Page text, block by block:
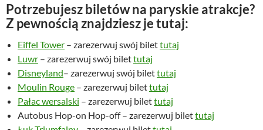
Potrzebujesz biletów na paryskie atrakcje?
Z pewnością znajdziesz je tutaj:
Eiffel Tower – zarezerwuj swój bilettutaj
Luwr – zarezerwuj swój bilettutaj
Disneyland– zarezerwuj swój bilettutaj
Moulin Rouge – zarezerwuj bilettutaj
Pałac wersalski – zarezerwuj bilettutaj
Autobus Hop-on Hop-off – zarezerwuj bilettutaj